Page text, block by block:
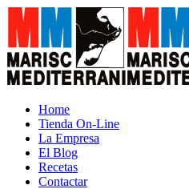
Home
Tienda On-Line
La Empresa
El Blog
Recetas
Contactar